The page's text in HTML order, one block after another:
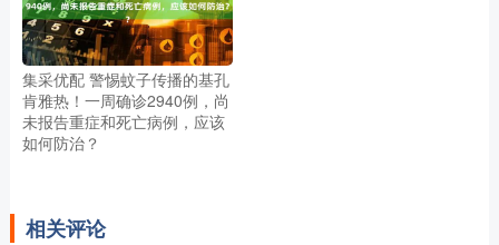
集采优配 警惕蚊子传播的基孔
肯雅热！一周确诊2940例，尚
未报告重症和死亡病例，应该
如何防治？
相关评论